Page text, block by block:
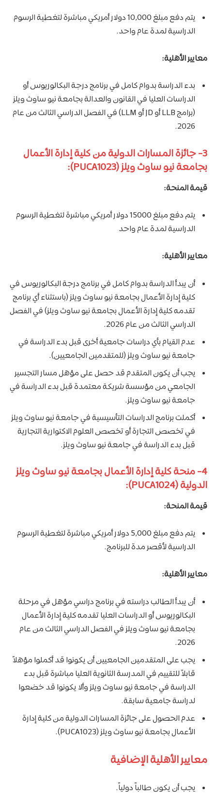
يتم دفع مبلغ 10,000 دولار أمريكي مباشرة لتغطية الرسوم
الدراسية لمدة عام واحد.
معايير الأهلية:
بدء الدراسة بدوام كامل في برنامج درجة البكالوريوس أو
الدراسات العليا في القانون والعدالة بجامعة نيو ساوث ويلز
(برامج LLB أو JD أو LLM) في الفصل الدراسي الثالث من عام
2026.
3- جائزة المسارات الدولية من كلية إدارة الأعمال
بجامعة نيو ساوث ويلز (PUCA1023):
قيمة المنحة:
يتم دفع مبلغ 15000 دولار أمريكي مباشرة لتغطية الرسوم
الدراسية لمدة عام واحد
معايير الأهلية:
أن يبدأ الدراسة بدوام كامل في برنامج درجة البكالوريوس في
كلية إدارة الأعمال بجامعة نيو ساوث ويلز (باستثناء أي برنامج
تقدمه كلية إدارة الأعمال بجامعة نيو ساوث ويلز) في الفصل
الدراسي الثالث من عام 2026.
عدم القيام بأي دراسات جامعية أخرى قبل بدء الدراسة في
جامعة نيو ساوث ويلز (للمتقدمين الجامعيين).
يجب أن يكون المتقدم قد حصل على مؤهل مسار التجسير
الجامعي من مؤسسة شريكة معتمدة قبل بدء الدراسة في
جامعة نيو ساوث ويلز.
أكملت برنامج الدراسات التأسيسية في جامعة نيو ساوث ويلز
في تخصص التجارة أو تخصص العلوم الاكتوارية التجارية
قبل بدء الدراسة في جامعة نيو ساوث ويلز.
4- منحة كلية إدارة الأعمال بجامعة نيو ساوث ويلز
الدولية (PUCA1024):
قيمة المنحة:
يتم دفع مبلغ 5,000 دولار أمريكي مباشرة لتغطية الرسوم
الدراسية لأقصر مدة للبرنامج.
معايير الأهلية:
أن يبدأ الطالب دراسته في برنامج دراسي مؤهل في مرحلة
البكالوريوس أو الدراسات العليا تقدمه كلية إدارة الأعمال
بجامعة نيو ساوث ويلز في الفصل الدراسي الثالث من عام
2026.
يجب على المتقدمين الجامعيين أن يكونوا قد أكملوا مؤهلاً
قابلاً للتقييم في المدرسة الثانوية العليا مباشرة قبل بدء
الدراسة في جامعة نيو ساوث ويلز وألا يكونوا قد خضعوا
لدراسة جامعية سابقة.
عدم الحصول على جائزة المسارات الدولية من كلية إدارة
الأعمال بجامعة نيو ساوث ويلز (PUCA1023).
معايير الأهلية الإضافية
يجب أن يكون طالباً دولياً.